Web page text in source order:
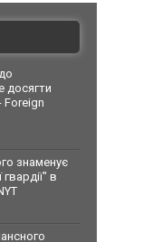
досягти
Foreign
знаменує
в